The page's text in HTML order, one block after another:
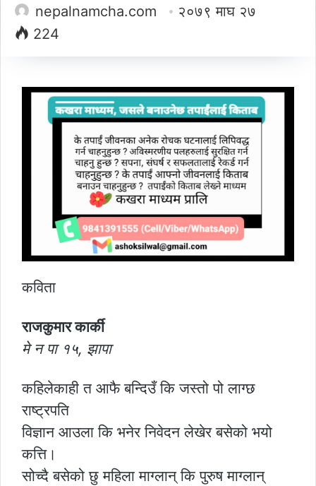
nepalnamcha.com
२०७९ माघ २७
224
कविता
राजकुमार कार्की
मे न पा १५, झापा
कहिलेकाही त आफै बन्दिउँ कि जस्तो पो लाग्छ
राष्ट्रपति
विज्ञान आउला कि भनेर निवेदन लेखेर बसेको भयो
कत्ति।
सोच्दै बसेको छु महिला माग्लान् कि पुरुष माग्लान्